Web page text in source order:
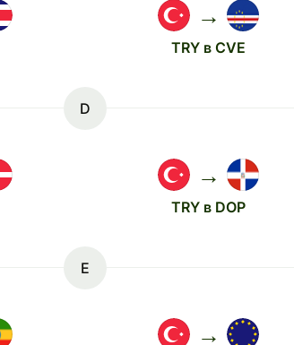
→
TRY в CVE
D
→
TRY в DOP
E
→